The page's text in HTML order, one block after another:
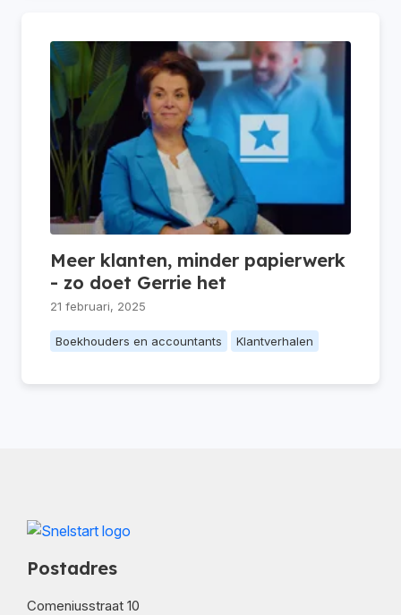
Meer klanten, minder papierwerk
- zo doet Gerrie het
21 februari, 2025
Boekhouders en accountants Klantverhalen
Postadres
Comeniusstraat 10